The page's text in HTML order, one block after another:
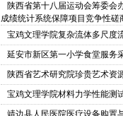
陕西省第十八届运动会筹委会
成绩统计系统保障项目竞争性磋
宝鸡文理学院复杂流体多尺度
延安市新区第一小学食堂服务
陕西省艺术研究院珍贵艺术资
宝鸡文理学院材料力学性能测
靖边县人民医院医疗设备购置